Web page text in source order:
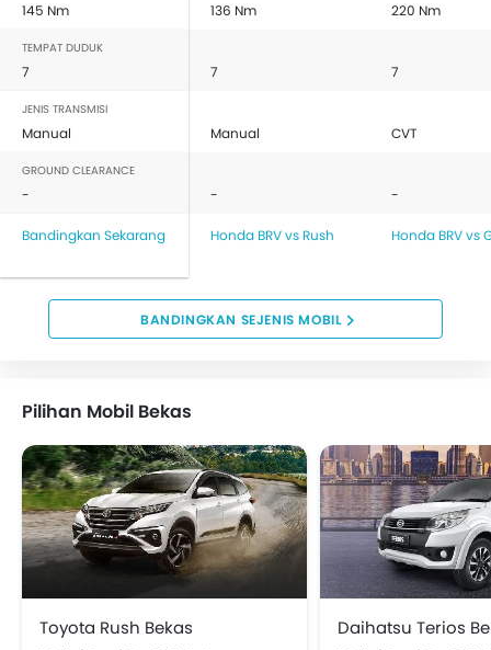
145 Nm 136 Nm 220 Nm
TEMPAT DUDUK
7 7 7
JENIS TRANSMISI
Manual Manual CVT
GROUND CLEARANCE
- - -
Bandingkan Sekarang Honda BRV vs Rush Honda BRV vs
BANDINGKAN SEJENIS MOBIL
Pilihan Mobil Bekas
Toyota Rush Bekas
Daihatsu Terios